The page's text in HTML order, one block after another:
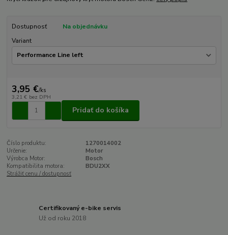
Dostupnosť
Na objednávku
Variant
3,95 €/ks
3,21 € bez DPH
Pridať do košíka
Číslo produktu:
1270014002
Určenie:
Motor
Výrobca Motor:
Bosch
Kompatibilita motora:
BDU2XX
Strážiť cenu / dostupnosť
Certifikovaný e-bike servis
Už od roku 2018